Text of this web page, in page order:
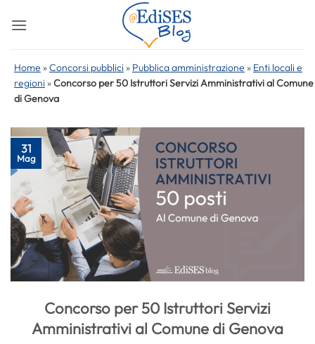
Home »Concorsi pubblici » Pubblica amministrazione » Enti locali e
regioni »Concorso per 50 Istruttori Servizi Amministrativi al Comune
di Genova
31
Mag
Concorso per 50 Istruttori Servizi
Amministrativi al Comune di Genova